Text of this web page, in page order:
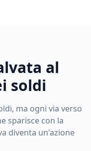
al
soldi
ma ogni via verso
sparisce con la
diventa un'azione